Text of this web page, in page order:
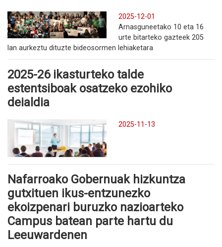
2025-12-01
Arnasguneetako 10 eta 16
urte bitarteko gazteek 205
lan aurkeztu dituzte bideosormen lehiaketara
2025-26 ikasturteko talde
estentsiboak osatzeko ezohiko
deialdia
2025-11-13
Nafarroako Gobernuak hizkuntza
gutxituen ikus-entzunezko
ekoizpenari buruzko nazioarteko
Campus batean parte hartu du
Leeuwardenen